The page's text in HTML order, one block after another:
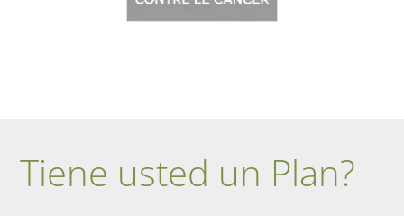
Tiene usted un Plan?